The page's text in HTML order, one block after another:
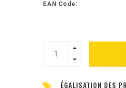
EAN Code:
ÉGALISATION DES